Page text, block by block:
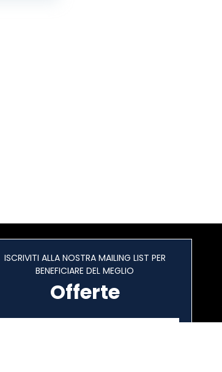
ISCRIVITI ALLA NOSTRA MAILING LIST PER
BENEFICIARE DEL MEGLIO
Offerte